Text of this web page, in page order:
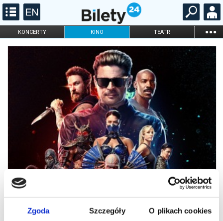
Zgoda Szczegóły O plikach cookies
KONCERTY KINO TEATR ...
FILHARMONIA OPERA I BALET
ONLINE